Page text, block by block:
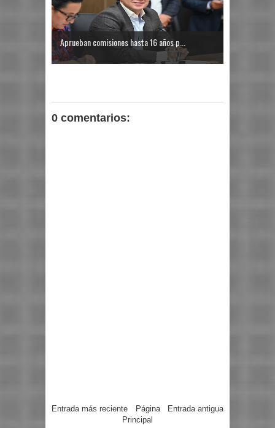
Aprueban comisiones hasta 16 años p...
0 comentarios:
Entrada más reciente Entrada antigua
Página
Principal